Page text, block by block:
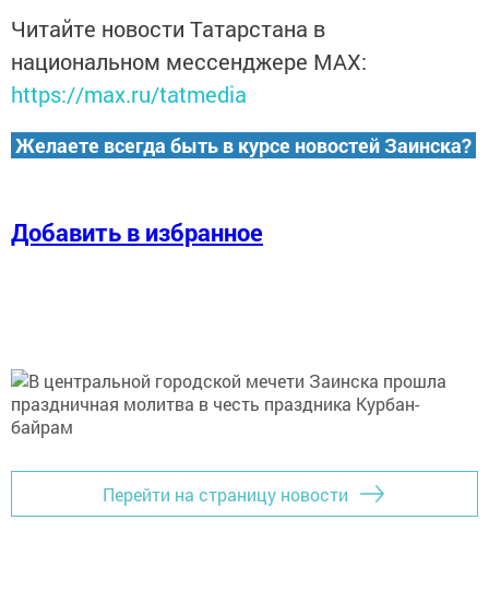
Читайте новости Татарстана в
национальном мессенджере MАХ:
https://max.ru/tatmedia
Желаете всегда быть в курсе новостей Заинска?
Добавить в избранное
Перейти на страницу новости